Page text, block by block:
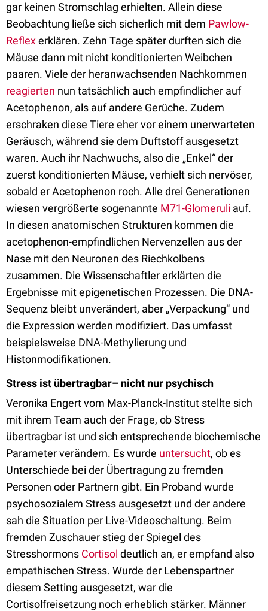
gar keinen Stromschlag erhielten. Allein diese
Beobachtung ließe sich sicherlich mit dem Pawlow-
Reflexerklären. Zehn Tage später durften sich die
Mäuse dann mit nicht konditionierten Weibchen
paaren. Viele der heranwachsenden Nachkommen
reagierten nun tatsächlich auch empfindlicher auf
Acetophenon, als auf andere Gerüche. Zudem
erschraken diese Tiere eher vor einem unerwarteten
Geräusch, während sie dem Duftstoff ausgesetzt
waren. Auch ihr Nachwuchs, also die „Enkel“ der
zuerst konditionierten Mäuse, verhielt sich nervöser,
sobald er Acetophenon roch. Alle drei Generationen
wiesen vergrößerte sogenannte M71-Glomeruli auf.
In diesen anatomischen Strukturen kommen die
acetophenon-empfindlichen Nervenzellen aus der
Nase mit den Neuronen des Riechkolbens
zusammen. Die Wissenschaftler erklärten die
Ergebnisse mit epigenetischen Prozessen. Die DNA-
Sequenz bleibt unverändert, aber „Verpackung“ und
die Expression werden modifiziert. Das umfasst
beispielsweise DNA-Methylierung und
Histonmodifikationen.
Stress ist übertragbar– nicht nur psychisch
Veronika Engert vom Max-Planck-Institut stellte sich
mit ihrem Team auch der Frage, ob Stress
übertragbar ist und sich entsprechende biochemische
Parameter verändern. Es wurde untersucht, ob es
Unterschiede bei der Übertragung zu fremden
Personen oder Partnern gibt. Ein Proband wurde
psychosozialem Stress ausgesetzt und der andere
sah die Situation per Live-Videoschaltung. Beim
fremden Zuschauer stieg der Spiegel des
Stresshormons Cortisol deutlich an, er empfand also
empathischen Stress. Wurde der Lebenspartner
diesem Setting ausgesetzt, war die
Cortisolfreisetzung noch erheblich stärker. Männer